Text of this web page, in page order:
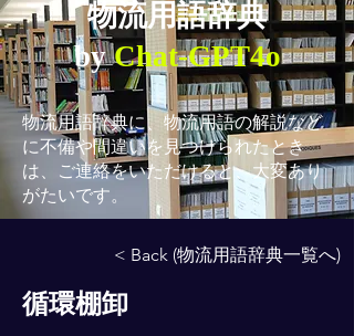
物流用語辞典
byChat-GPT4o
物流用語辞典に、物流用語の解説など
に不備や間違いを見つけられたとき
は、ご連絡をいただけると、大変あり
がたいです。
< Back (物流用語辞典一覧へ)
循環棚卸